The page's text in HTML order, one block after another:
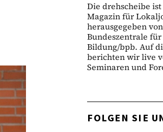
Die drehscheibe
Magazin für
herausgegeben
Bundeszentrale
Bildung/bpb. Auf
berichten wir live
Seminaren und
FOLGEN SIE